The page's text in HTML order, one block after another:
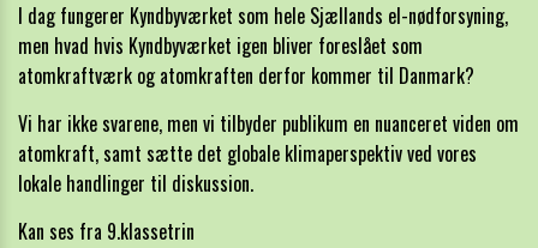
I dag fungerer Kyndbyværket som hele Sjællands el-nødforsyning,
men hvad hvis Kyndbyværket igen bliver foreslået som
atomkraftværk og atomkraften derfor kommer til Danmark?
Vi har ikke svarene, men vi tilbyder publikum en nuanceret viden om
atomkraft, samt sætte det globale klimaperspektiv ved vores
lokale handlinger til diskussion.
Kan ses fra 9.klassetrin